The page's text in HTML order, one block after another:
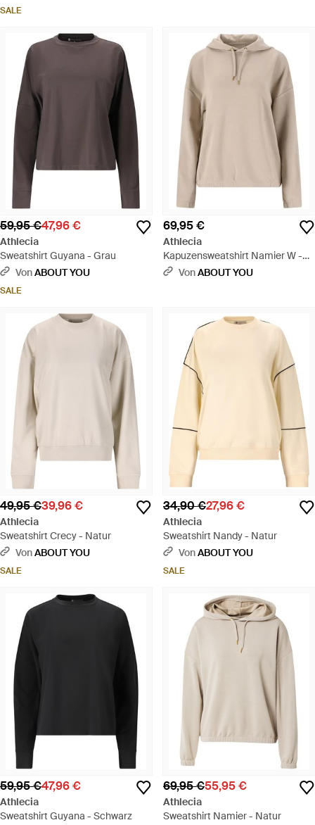
SALE
59,95 €47,96 €
Athlecia
Sweatshirt Guyana - Grau
VonABOUT YOU
SALE
69,95 €
Athlecia
Kapuzensweatshirt Namier W -
Natur
VonABOUT YOU
49,95 €39,96 €
Athlecia
Sweatshirt Crecy - Natur
VonABOUT YOU
SALE
34,90 €27,96 €
Athlecia
Sweatshirt Nandy - Natur
VonABOUT YOU
SALE
59,95 €47,96 €
Athlecia
Sweatshirt Guyana - Schwarz
69,95 €55,95 €
Athlecia
Sweatshirt Namier - Natur